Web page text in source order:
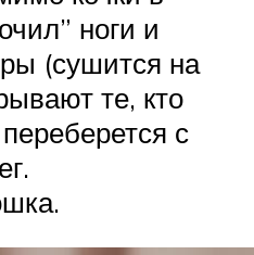
ноги и
(сушится на
те, кто
с